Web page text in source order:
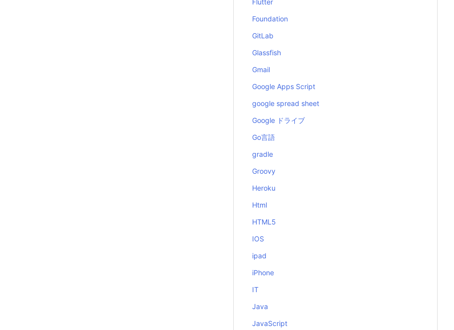
Flutter
Foundation
GitLab
Glassfish
Gmail
Google Apps Script
google spread sheet
Google ドライブ
Go言語
gradle
Groovy
Heroku
Html
HTML5
IOS
ipad
iPhone
IT
Java
JavaScript